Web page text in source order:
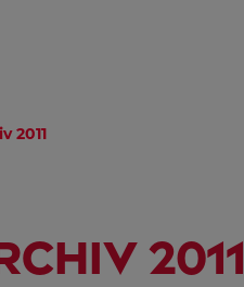
2011
2011